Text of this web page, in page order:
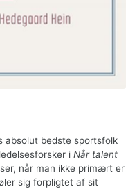
absolut bedste sportsfolk
i Når talent
når man ikke primært er
sig forpligtet af sit